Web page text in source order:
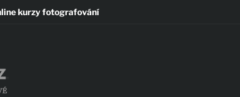
kurzy fotografování